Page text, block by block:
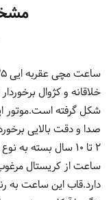
خلاقانه و کژوال
شکل گرفته است.موتور
صدا و دقت بالایی
2 تا 10 سال بسته
ساعت از کریستال